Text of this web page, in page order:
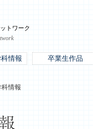
トワーク
情報 卒業生作品
情報